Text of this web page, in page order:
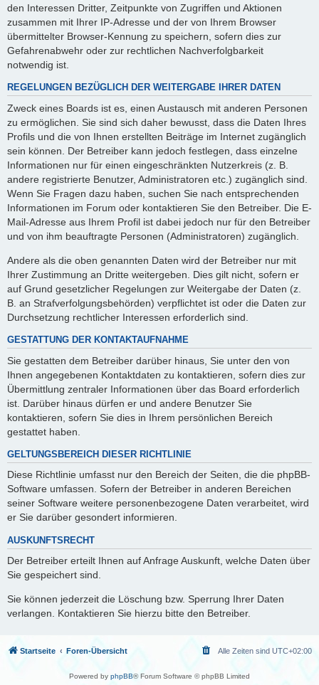
den Interessen Dritter, Zeitpunkte von Zugriffen und Aktionen
zusammen mit Ihrer IP-Adresse und der von Ihrem Browser
übermittelter Browser-Kennung zu speichern, sofern dies zur
Gefahrenabwehr oder zur rechtlichen Nachverfolgbarkeit
notwendig ist.
REGELUNGEN BEZÜGLICH DER WEITERGABE IHRER DATEN
Zweck eines Boards ist es, einen Austausch mit anderen Personen
zu ermöglichen. Sie sind sich daher bewusst, dass die Daten Ihres
Profils und die von Ihnen erstellten Beiträge im Internet zugänglich
sein können. Der Betreiber kann jedoch festlegen, dass einzelne
Informationen nur für einen eingeschränkten Nutzerkreis (z. B.
andere registrierte Benutzer, Administratoren etc.) zugänglich sind.
Wenn Sie Fragen dazu haben, suchen Sie nach entsprechenden
Informationen im Forum oder kontaktieren Sie den Betreiber. Die E-
Mail-Adresse aus Ihrem Profil ist dabei jedoch nur für den Betreiber
und von ihm beauftragte Personen (Administratoren) zugänglich.
Andere als die oben genannten Daten wird der Betreiber nur mit
Ihrer Zustimmung an Dritte weitergeben. Dies gilt nicht, sofern er
auf Grund gesetzlicher Regelungen zur Weitergabe der Daten (z.
B. an Strafverfolgungsbehörden) verpflichtet ist oder die Daten zur
Durchsetzung rechtlicher Interessen erforderlich sind.
GESTATTUNG DER KONTAKTAUFNAHME
Sie gestatten dem Betreiber darüber hinaus, Sie unter den von
Ihnen angegebenen Kontaktdaten zu kontaktieren, sofern dies zur
Übermittlung zentraler Informationen über das Board erforderlich
ist. Darüber hinaus dürfen er und andere Benutzer Sie
kontaktieren, sofern Sie dies in Ihrem persönlichen Bereich
gestattet haben.
GELTUNGSBEREICH DIESER RICHTLINIE
Diese Richtlinie umfasst nur den Bereich der Seiten, die die phpBB-
Software umfassen. Sofern der Betreiber in anderen Bereichen
seiner Software weitere personenbezogene Daten verarbeitet, wird
er Sie darüber gesondert informieren.
AUSKUNFTSRECHT
Der Betreiber erteilt Ihnen auf Anfrage Auskunft, welche Daten über
Sie gespeichert sind.
Sie können jederzeit die Löschung bzw. Sperrung Ihrer Daten
verlangen. Kontaktieren Sie hierzu bitte den Betreiber.
Startseite Foren-Übersicht Alle Zeiten sind UTC+02:00
Powered by phpBB® Forum Software © phpBB Limited